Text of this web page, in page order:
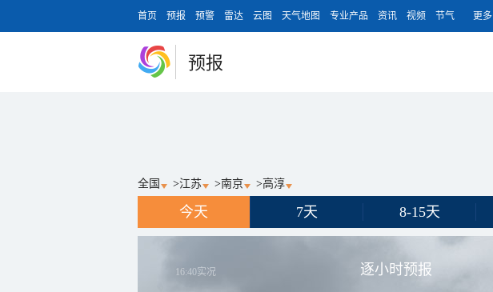
首页 预报 预警 雷达 云图 天气地图 专业产品 资讯 视频 节气 更多
预报
全国 >江苏 >南京 >高淳
今天 7天 8-15天
16:40实况 逐小时预报